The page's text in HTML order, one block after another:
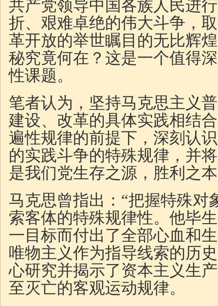
共产党领导中国各族人民进
折、艰难卓绝的伟大斗争，
革开放的举世瞩目的无比辉
秘究竟何在？这是一个值得
性课题。
笔者认为，坚持马克思主义
建设、改革的具体实践相结
遍性规律的前提下，深刻认
的实践斗争的特殊规律，并
是我们党生存之源，胜利之
马克思曾指出：“把握特殊对
索客体的特殊规律性。他毕
一目标而付出了全部心血和
唯物主义作为指导线索的历
心研究并揭示了资本主义生
至灭亡的客观运动规律。